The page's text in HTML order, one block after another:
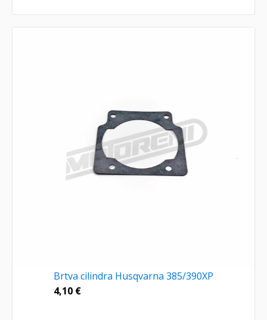
Brtva cilindra Husqvarna 385/390XP
4,10 €